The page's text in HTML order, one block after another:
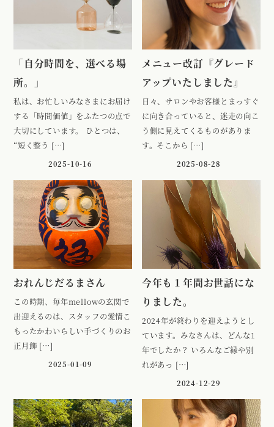
「自分時間を、選べる場
所。」
私は、お忙しいみなさまにお届け
する「時間価値」をふたつの点で
大切にしています。 ひとつは、
“短く整う […]
2025-10-16
メニュー改訂『グレード
アップいたしました』
日々、サロンやお客様とまっすぐ
に向き合っていると、迷走の向こ
う側に見えてくるものがありま
す。そこから […]
2025-08-28
おれんじだるまさん
この時期、毎年mellowの玄関で
出迎えるのは、スタッフの愛情こ
もったかわいらしい手づくりのお
正月飾 […]
2025-01-09
今年も１年間お世話にな
りました。
2024年が終わりを迎えようとし
ています。みなさんは、どんな1
年でしたか？ いろんなご縁や別
れがあっ […]
2024-12-29